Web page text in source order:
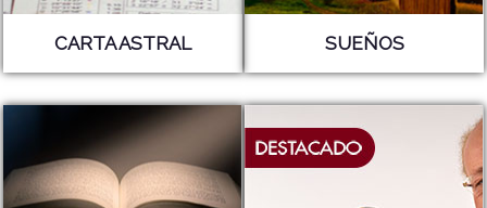
CARTA ASTRAL SUEÑOS